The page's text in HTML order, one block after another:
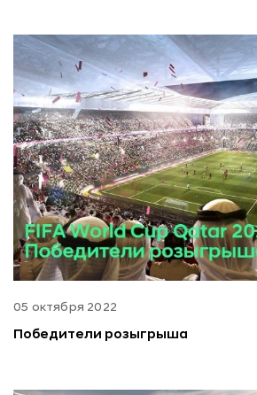
05 октября 2022
Победители розыгрыша